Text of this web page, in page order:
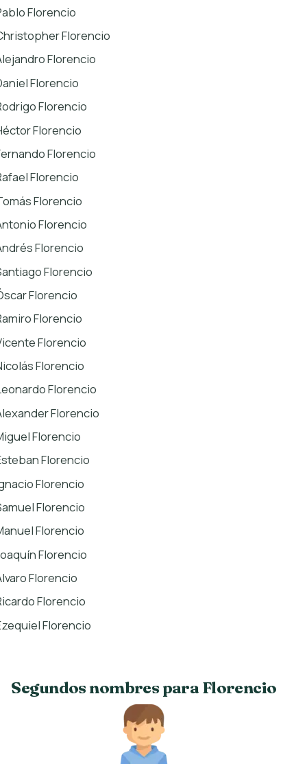
Florencio
Florencio
Florencio
Florencio
Florencio
Florencio
Florencio
Florencio
Florencio
Florencio
Florencio
Florencio
Florencio
Florencio
Florencio
Florencio
Florencio
Florencio
Florencio
Florencio
Florencio
Florencio
Florencio
Florencio
Florencio
Florencio
Florencio
Segundos nombres para Florencio